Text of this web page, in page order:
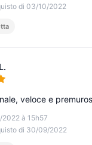
di 03/10/2022
à 15h57
di 30/09/2022
veloce e